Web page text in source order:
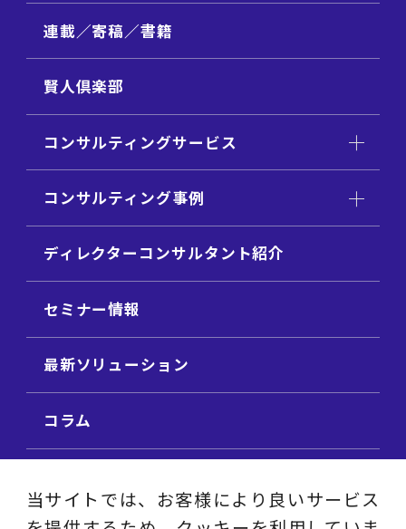
連載／寄稿／書籍
賢人倶楽部
コンサルティングサービス
コンサルティング事例
ディレクターコンサルタント紹介
セミナー情報
最新ソリューション
コラム
当サイトでは、お客様により良いサービス